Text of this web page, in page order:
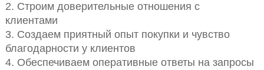
2. Строим доверительные отношения с
клиентами
3. Создаем приятный опыт покупки и чувство
благодарности у клиентов
4. Обеспечиваем оперативные ответы на запросы